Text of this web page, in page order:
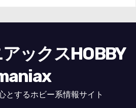
ックスHOBBY
とするホビー系情報サイト